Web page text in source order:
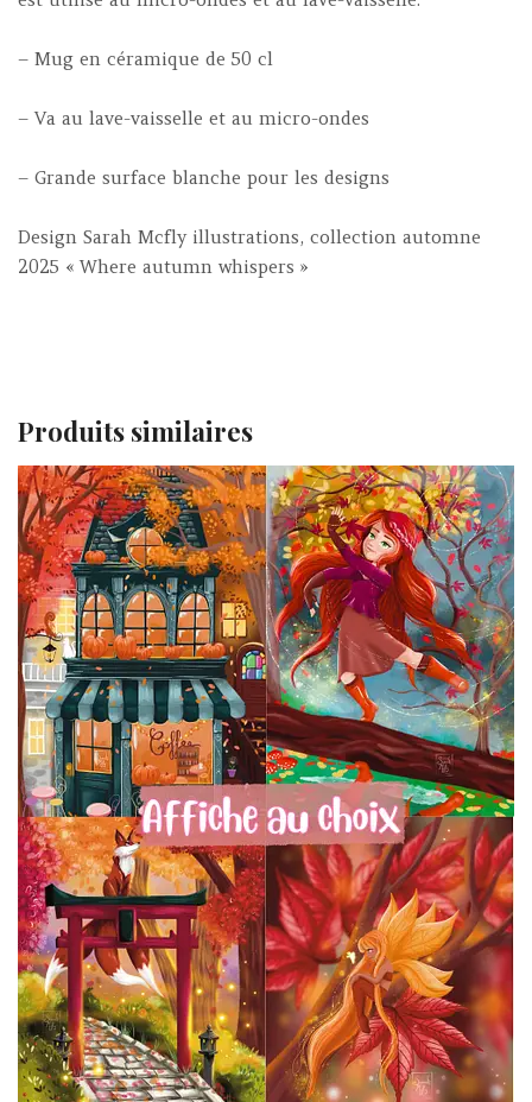
– Mug en céramique de 50 cl
– Va au lave-vaisselle et au micro-ondes
– Grande surface blanche pour les designs
Design Sarah Mcfly illustrations, collection automne
2025 « Where autumn whispers »
Produits similaires